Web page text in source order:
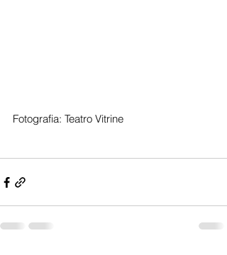
Fotografia: Teatro Vitrine